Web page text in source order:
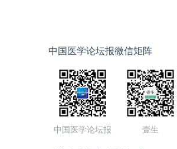
中国医学论坛报微信矩阵
中国医学论坛报 壹生